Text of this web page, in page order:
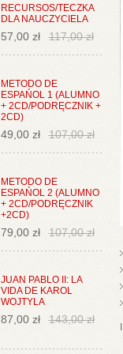
RECURSOS/TECZKA
DLA NAUCZYCIELA
57,00 zł 117,00 zł
METODO DE
ESPAŃOL 1 (ALUMNO
+ 2CD/PODRĘCZNIK +
2CD)
49,00 zł 107,00 zł
METODO DE
ESPAŃOL 2 (ALUMNO
+ 2CD/PODRĘCZNIK
+2CD)
79,00 zł 107,00 zł
JUAN PABLO II: LA
VIDA DE KAROL
WOJTYLA
87,00 zł 143,00 zł